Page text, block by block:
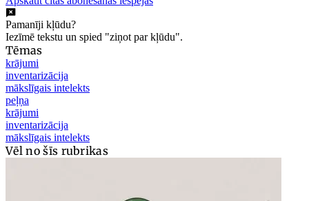
Pamanīji kļūdu?
Iezīmē tekstu un spied "ziņot par kļūdu".
Tēmas
krājumi
inventarizācija
mākslīgais intelekts
peļņa
krājumi
inventarizācija
mākslīgais intelekts
Vēl no šīs rubrikas